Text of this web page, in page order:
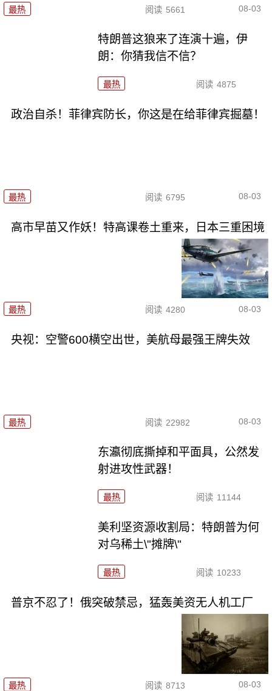
最热 阅读 5661 08-03
特朗普这狼来了连演十遍，伊
朗：你猜我信不信？
最热 阅读 4875
政治自杀！菲律宾防长，你这是在给菲律宾掘墓！
最热 阅读 6795 08-03
高市早苗又作妖！特高课卷土重来，日本三重困境
最热 阅读 4280 08-03
央视：空警600横空出世，美航母最强王牌失效
最热 阅读 22982 08-03
东瀛彻底撕掉和平面具，公然发
射进攻性武器！
最热 阅读 11144
美利坚资源收割局：特朗普为何
对乌稀土\"摊牌\"
最热 阅读 10233
普京不忍了！俄突破禁忌，猛轰美资无人机工厂
最热 阅读 8713 08-03